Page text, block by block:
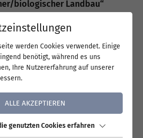
biologischer Landbau“
der Einführung von
Landwirtschaft und deren
unterstützt.
wird die
Haltung von
und
werden Cookies verwendet. Einige
benötigt, während es uns
Ihre Nutzererfahrung auf unserer
ALLE AKZEPTIEREN
genutzten Cookies erfahren